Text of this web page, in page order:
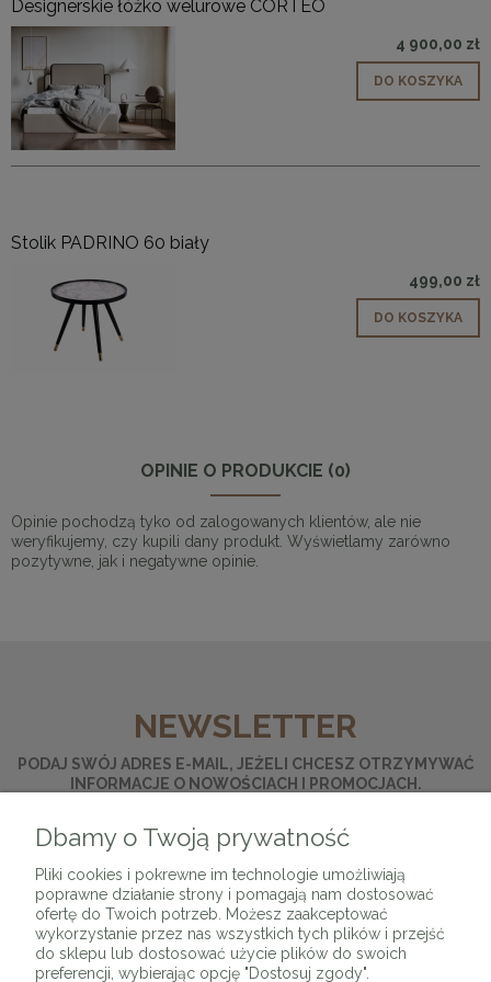
Designerskie łóżko welurowe CORTEO
4 900,00 zł
DO KOSZYKA
Stolik PADRINO 60 biały
499,00 zł
DO KOSZYKA
OPINIE O PRODUKCIE (0)
Opinie pochodzą tyko od zalogowanych klientów, ale nie
weryfikujemy, czy kupili dany produkt. Wyświetlamy zarówno
pozytywne, jak i negatywne opinie.
NEWSLETTER
PODAJ SWÓJ ADRES E-MAIL, JEŻELI CHCESZ OTRZYMYWAĆ
INFORMACJE O NOWOŚCIACH I PROMOCJACH.
Dbamy o Twoją prywatność
Pliki cookies i pokrewne im technologie umożliwiają
poprawne działanie strony i pomagają nam dostosować
ofertę do Twoich potrzeb. Możesz zaakceptować
wykorzystanie przez nas wszystkich tych plików i przejść
do sklepu lub dostosować użycie plików do swoich
preferencji, wybierając opcję "Dostosuj zgody".